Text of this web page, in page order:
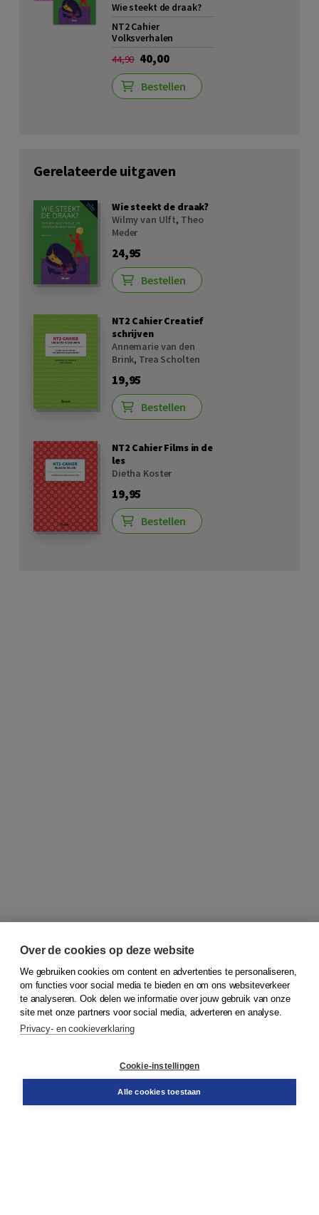
Wie steekt de draak?
NT2 Cahier
Volksverhalen
44,90 40,00
Bestellen
Gerelateerde uitgaven
Wie steekt de draak?
Wilmy van Ulft, Theo
Meder
24,95
Bestellen
NT2 Cahier Creatief
schrijven
Annemarie van den
Brink, Trea Scholten
19,95
Bestellen
NT2 Cahier Films in de
les
Dietha Koster
19,95
Bestellen
© 2026Koninklijke Boom uitgevers
Bestellen
Over de cookies op deze website
We gebruiken cookies om content en advertenties te personaliseren,
om functies voor social media te bieden en om ons websiteverkeer
te analyseren. Ook delen we informatie over jouw gebruik van onze
site met onze partners voor social media, adverteren en analyse.
Privacy- en cookieverklaring
Cookie-instellingen
Alle cookies toestaan